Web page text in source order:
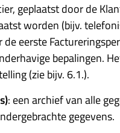
geplaatst door de
worden (bijv.
eerste
bepalingen.
(zie bijv. 6.1.).
: een archief van alle
gegevens.